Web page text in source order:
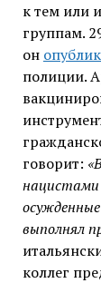
к тем или
группам.
он
полиции.
говорит:
нацистами
выполнял
коллег